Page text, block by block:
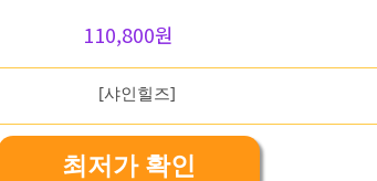
110,800원
최저가 확인